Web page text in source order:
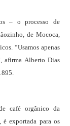
– o processo de
de Mococa,
“Usamos apenas
afirma Alberto Dias
café orgânico da
é exportada para os